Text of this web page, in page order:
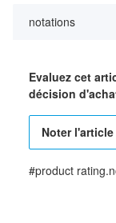
notations
Evaluez cet
décision
Noter l'article
#product